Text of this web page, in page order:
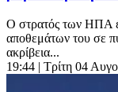
Ο στρατός των ΗΠΑ
αποθεμάτων του σε
ακρίβεια...
19:44 | Τρίτη 04